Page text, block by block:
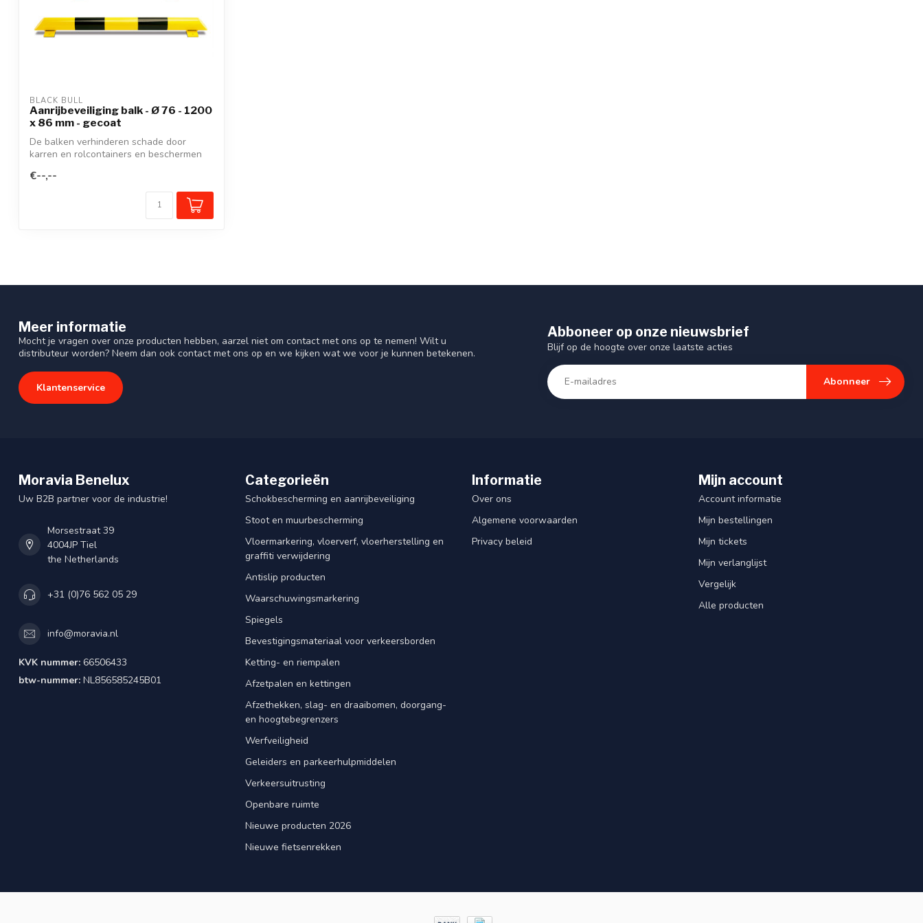
BLACK BULL
Aanrijbeveiliging balk - Ø 76 - 1200
x 86 mm - gecoat
De balken verhinderen schade door
karren en rolcontainers en beschermen
€--,--
Meer informatie
Mocht je vragen over onze producten hebben, aarzel niet om contact met ons op te nemen! Wilt u
distributeur worden? Neem dan ook contact met ons op en we kijken wat we voor je kunnen betekenen.
Klantenservice
Abboneer op onze nieuwsbrief
Blijf op de hoogte over onze laatste acties
Abonneer
Moravia Benelux
Uw B2B partner voor de industrie!
Morsestraat 39
4004JP Tiel
the Netherlands
+31 (0)76 562 05 29
info@moravia.nl
KVK nummer: 66506433
btw-nummer: NL856585245B01
Categorieën
Schokbescherming en aanrijbeveiliging
Stoot en muurbescherming
Vloermarkering, vloerverf, vloerherstelling en
graffiti verwijdering
Antislip producten
Waarschuwingsmarkering
Spiegels
Bevestigingsmateriaal voor verkeersborden
Ketting- en riempalen
Afzetpalen en kettingen
Afzethekken, slag- en draaibomen, doorgang-
en hoogtebegrenzers
Werfveiligheid
Geleiders en parkeerhulpmiddelen
Verkeersuitrusting
Openbare ruimte
Nieuwe producten 2026
Nieuwe fietsenrekken
Informatie
Over ons
Algemene voorwaarden
Privacy beleid
Mijn account
Account informatie
Mijn bestellingen
Mijn tickets
Mijn verlanglijst
Vergelijk
Alle producten